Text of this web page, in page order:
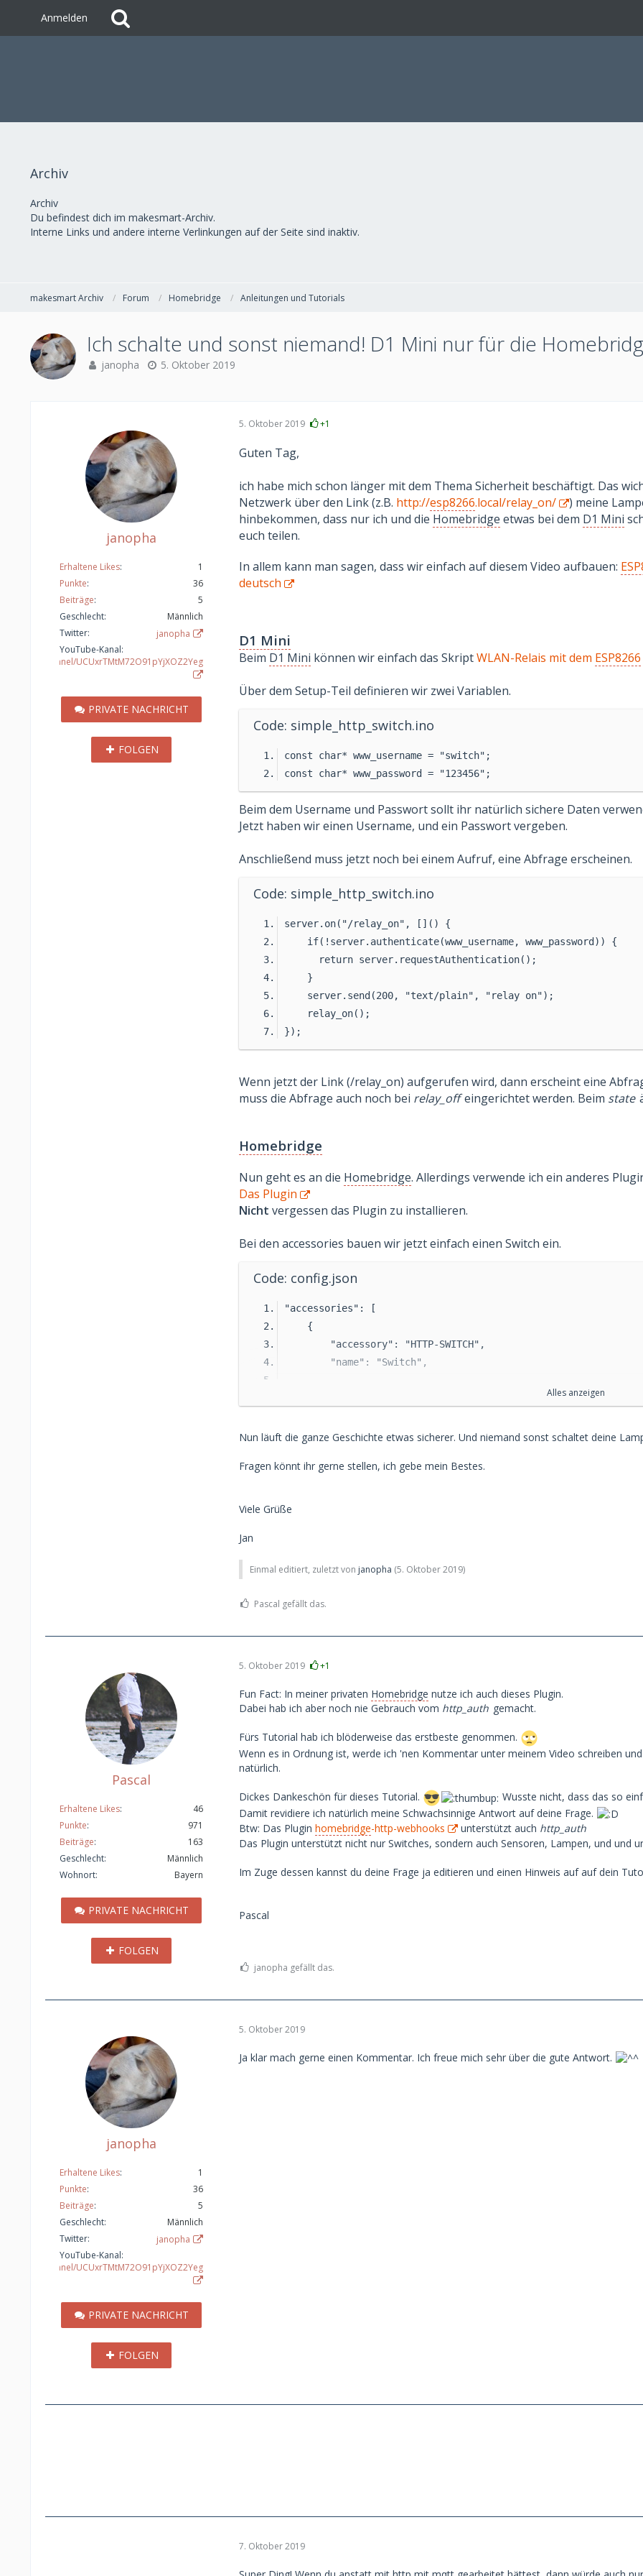
Anmelden
Archiv
Archiv
Du befindest dich im makesmart-Archiv.
Interne Links und andere interne Verlinkungen auf der Seite sind inaktiv.
makesmart Archiv Forum Homebridge Anleitungen und Tutorials
Ich schalte und sonst niemand! D1 Mini nur für die
janopha 5. Oktober 2019
janopha
Erhaltene Likes
1
Punkte
36
Beiträge
5
Geschlecht
Männlich
Twitter
janopha
YouTube-Kanal
channel/UCUxrTMtM72O91pYjXOZ2Yeg
PRIVATE NACHRICHT
FOLGEN
5. Oktober 2019 +1
Guten Tag,
ich habe mich schon länger mit dem Thema Sicherheit beschäftigt. Das
Netzwerk über den Link (z.B. http://esp8266.local/relay_on/
) meine
hinbekommen, dass nur ich und die Homebridge etwas bei dem D1 Mini
euch teilen.
In allem kann man sagen, dass wir einfach auf diesem Video aufbauen:
deutsch
D1 Mini
Beim D1 Mini können wir einfach das SkriptWLAN-Relais mit dem ESP8266
Über dem Setup-Teil definieren wir zwei Variablen.
Code: simple_http_switch.ino
const char* www_username = "switch";
const char* www_password = "123456";
Beim dem Username und Passwort sollt ihr natürlich sichere Daten
Jetzt haben wir einen Username, und ein Passwort vergeben.
Anschließend muss jetzt noch bei einem Aufruf, eine Abfrage erscheinen.
Code: simple_http_switch.ino
server.on("/relay_on", []() {
    if(!server.authenticate(www_username, www_password)) {
      return server.requestAuthentication();
    }
    server.send(200, "text/plain", "relay on");
    relay_on();
});
Wenn jetzt der Link (/relay_on) aufgerufen wird, dann erscheint eine
muss die Abfrage auch noch bei relay_offeingerichtet werden. Beim state
Homebridge
Nun geht es an die Homebridge. Allerdings verwende ich ein anderes
Das Plugin
Nicht vergessen das Plugin zu installieren.
Bei den accessories bauen wir jetzt einfach einen Switch ein.
Code: config.json
"accessories": [
    {
        "accessory": "HTTP-SWITCH",
        "name": "Switch",
            "password": "123456"
        "statusUrl": "http://URL/state"
Alles anzeigen
Nun läuft die ganze Geschichte etwas sicherer. Und niemand sonst schaltet deine
Fragen könnt ihr gerne stellen, ich gebe mein Bestes.
Viele Grüße
Jan
Einmal editiert, zuletzt von janopha (5. Oktober 2019)
Pascal gefällt das.
Pascal
Erhaltene Likes
46
Punkte
971
Beiträge
163
Geschlecht
Männlich
Wohnort
Bayern
PRIVATE NACHRICHT
FOLGEN
5. Oktober 2019 +1
Fun Fact: In meiner privaten Homebridge nutze ich auch dieses Plugin.
Dabei hab ich aber noch nie Gebrauch vom http_auth gemacht.
Fürs Tutorial hab ich blöderweise das erstbeste genommen.
Wenn es in Ordnung ist, werde ich 'nen Kommentar unter meinem Video schreiben
natürlich.
Dickes Dankeschön für dieses Tutorial.
Wusste nicht, dass das so
Damit revidiere ich natürlich meine Schwachsinnige Antwort auf deine Frage.
Btw: Das Plugin homebridge-http-webhooks unterstützt auch http_auth
Das Plugin unterstützt nicht nur Switches, sondern auch Sensoren, Lampen, und und
Im Zuge dessen kannst du deine Frage ja editieren und einen Hinweis auf auf dein
Pascal
janopha gefällt das.
janopha
Erhaltene Likes
1
Punkte
36
Beiträge
5
Geschlecht
Männlich
Twitter
janopha
YouTube-Kanal
channel/UCUxrTMtM72O91pYjXOZ2Yeg
PRIVATE NACHRICHT
FOLGEN
5. Oktober 2019
Ja klar mach gerne einen Kommentar. Ich freue mich sehr über die gute Antwort.
7. Oktober 2019